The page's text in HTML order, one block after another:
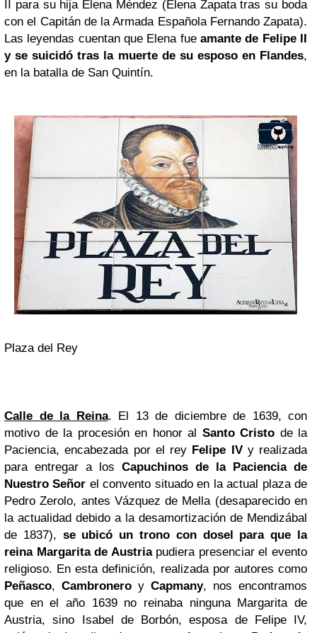
II para su hija Elena Méndez (Elena Zapata tras su boda
con el Capitán de la Armada Española Fernando Zapata).
Las leyendas cuentan que Elena fue amante de Felipe II
y se suicidó tras la muerte de su esposo en Flandes,
en la batalla de San Quintín.
Plaza del Rey
Calle de la Reina. El 13 de diciembre de 1639, con
motivo de la procesión en honor al Santo Cristo de la
Paciencia, encabezada por el rey Felipe IVy realizada
para entregar a los Capuchinos de la Paciencia de
Nuestro Señor el convento situado en la actual plaza de
Pedro Zerolo, antes Vázquez de Mella (desaparecido en
la actualidad debido a la desamortización de Mendizábal
de 1837), se ubicó un trono con dosel para que la
reina Margarita de Austriapudiera presenciar el evento
religioso. En esta definición, realizada por autores como
Peñasco, Cambronero y Capmany, nos encontramos
que en el año 1639 no reinaba ninguna Margarita de
Austria, sino Isabel de Borbón, esposa de Felipe IV,